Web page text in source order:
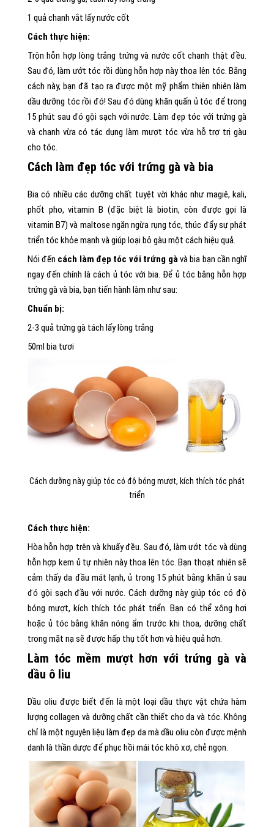
1 quả chanh vắt lấy nước cốt
Cách thực hiện:
Trộn hỗn hợp lòng trắng trứng và nước cốt chanh thật đều.
Sau đó, làm ướt tóc rồi dùng hỗn hợp này thoa lên tóc. Bằng
cách này, bạn đã tạo ra được một mỹ phẩm thiên nhiên làm
dầu dưỡng tóc rồi đó! Sau đó dùng khăn quấn ủ tóc để trong
15 phút sau đó gội sạch với nước. Làm đẹp tóc với trứng gà
và chanh vừa có tác dụng làm mượt tóc vừa hỗ trợ trị gàu
cho tóc.
Cách làm đẹp tóc với trứng gà và bia
Bia có nhiều các dưỡng chất tuyệt vời khác như magiê, kali,
phốt pho, vitamin B (đặc biệt là biotin, còn được gọi là
vitamin B7) và maltose ngăn ngừa rụng tóc, thúc đẩy sự phát
triển tóc khỏe mạnh và giúp loại bỏ gàu một cách hiệu quả.
Nói đến cách làm đẹp tóc với trứng gàvà bia bạn cần nghĩ
ngay đến chính là cách ủ tóc với bia. Để ủ tóc bằng hỗn hợp
trứng gà và bia, bạn tiến hành làm như sau:
Chuẩn bị:
2-3 quả trứng gà tách lấy lòng trắng
50ml bia tươi
Cách dưỡng này giúp tóc có độ bóng mượt, kích thích tóc phát
triển
Cách thực hiện:
Hòa hỗn hợp trên và khuấy đều. Sau đó, làm ướt tóc và dùng
hỗn hợp kem ủ tự nhiên này thoa lên tóc. Bạn thoạt nhiên sẽ
cảm thấy da đầu mát lạnh, ủ trong 15 phút bằng khăn ủ sau
đó gội sạch đầu với nước. Cách dưỡng này giúp tóc có độ
bóng mượt, kích thích tóc phát triển. Bạn có thể xông hơi
hoặc ủ tóc bằng khăn nóng ẩm trước khi thoa, dưỡng chất
trong mặt nạ sẽ được hấp thụ tốt hơn và hiệu quả hơn.
Làm tóc mềm mượt hơn với trứng gà và
dầu ô liu
Dầu oliu được biết đến là một loại dầu thực vật chứa hàm
lượng collagen và dưỡng chất cần thiết cho da và tóc. Không
chỉ là một nguyên liệu làm đẹp da mà dầu oliu còn được mệnh
danh là thần dược để phục hồi mái tóc khô xơ, chẻ ngọn.